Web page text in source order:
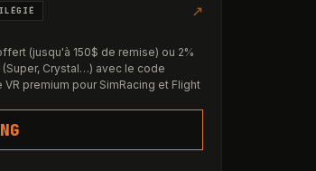
↗
(jusqu'à 150$ de remise) ou 2%
Crystal…) avec le code
VR premium pour SimRacing et Flight